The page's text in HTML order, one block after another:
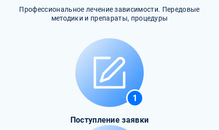
Профессиональное лечение зависимости. Передовые
методики и препараты, процедуры
1
Поступление заявки